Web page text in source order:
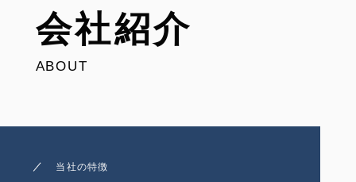
会社紹介
ABOUT
当社の特徴